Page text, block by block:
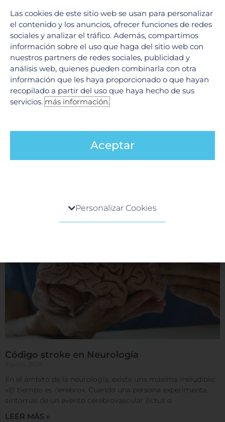
Código stroke en Neurología
En el ámbito de la neurología, existe una máxima ineludible:
«El tiempo es cerebro». Cuando una persona experimenta
síntomas de un evento cerebrovascular (ictus o
LEER MÁS »
Las cookies de este sitio web se usan para personalizar
el contenido y los anuncios, ofrecer funciones de redes
sociales y analizar el tráfico. Además, compartimos
información sobre el uso que haga del sitio web con
nuestros partners de redes sociales, publicidad y
análisis web, quienes pueden combinarla con otra
información que les haya proporcionado o que hayan
recopilado a partir del uso que haya hecho de sus
servicios.más información.
Aceptar
Cuando visita cualquier sitio web, el mismo podría
preferencias o su dispositivo, y se usa
esperado. Por lo general, la información no lo
identifica directamente, pero puede proporcionarle
una experiencia web más personalizada. Ya que
respetamos su derecho a la privacidad, usted puede
escoger no permitirnos usar ciertas cookies. Haga
clic en los encabezados de cada categoría para saber
predeterminadas. Sin embargo, el bloqueo de
experiencia en el sitio y los servicios que podemos
ofrecer.Más información
Personalizar Cookies